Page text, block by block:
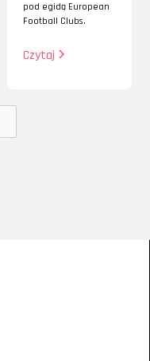
pod egidą European
Football Clubs.
Czytaj